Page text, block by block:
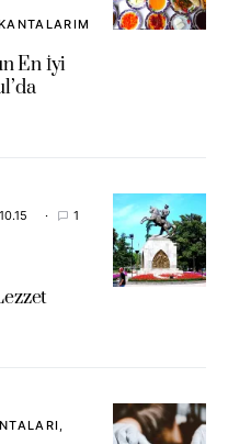
En İyi
1